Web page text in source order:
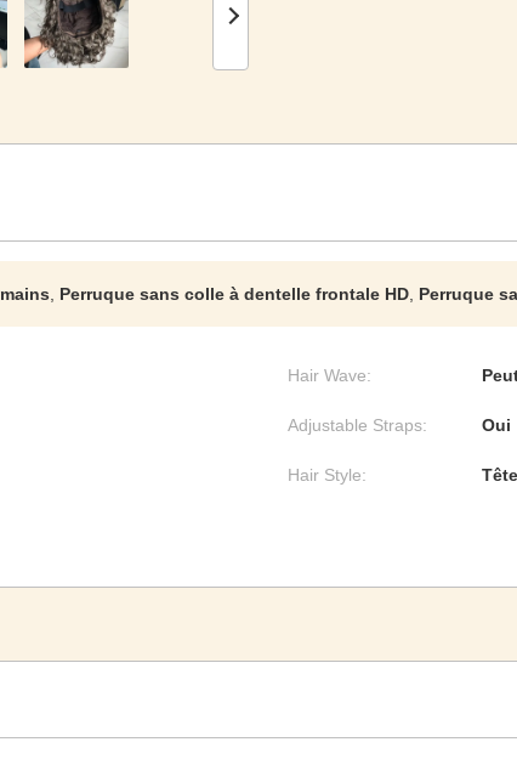
Perruque sans colle à dentelle frontale HD Perruque
Hair Wave:
Adjustable Straps: Oui
Hair Style: